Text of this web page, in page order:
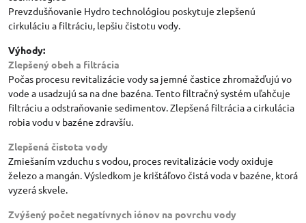
Prevzdušňovanie Hydro technológiou poskytuje zlepšenú
cirkuláciu a filtráciu, lepšiu čistotu vody.
Výhody:
Zlepšený obeh a filtrácia
Počas procesu revitalizácie vody sa jemné častice zhromažďujú vo
vode a usadzujú sa na dne bazéna. Tento filtračný systém uľahčuje
filtráciu a odstraňovanie sedimentov. Zlepšená filtrácia a cirkulácia
robia vodu v bazéne zdravšíu.
Zlepšená čistota vody
Zmiešaním vzduchu s vodou, proces revitalizácie vody oxiduje
železo a mangán. Výsledkom je krištáľovo čistá voda v bazéne, ktorá
vyzerá skvele.
Zvýšený počet negatívnych iónov na povrchu vody